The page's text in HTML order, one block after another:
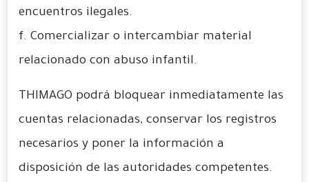
encuentros ilegales.
f. Comercializar o intercambiar material
relacionado con abuso infantil.
THIMAGO podrá bloquear inmediatamente las
cuentas relacionadas, conservar los registros
necesarios y poner la información a
disposición de las autoridades competentes.